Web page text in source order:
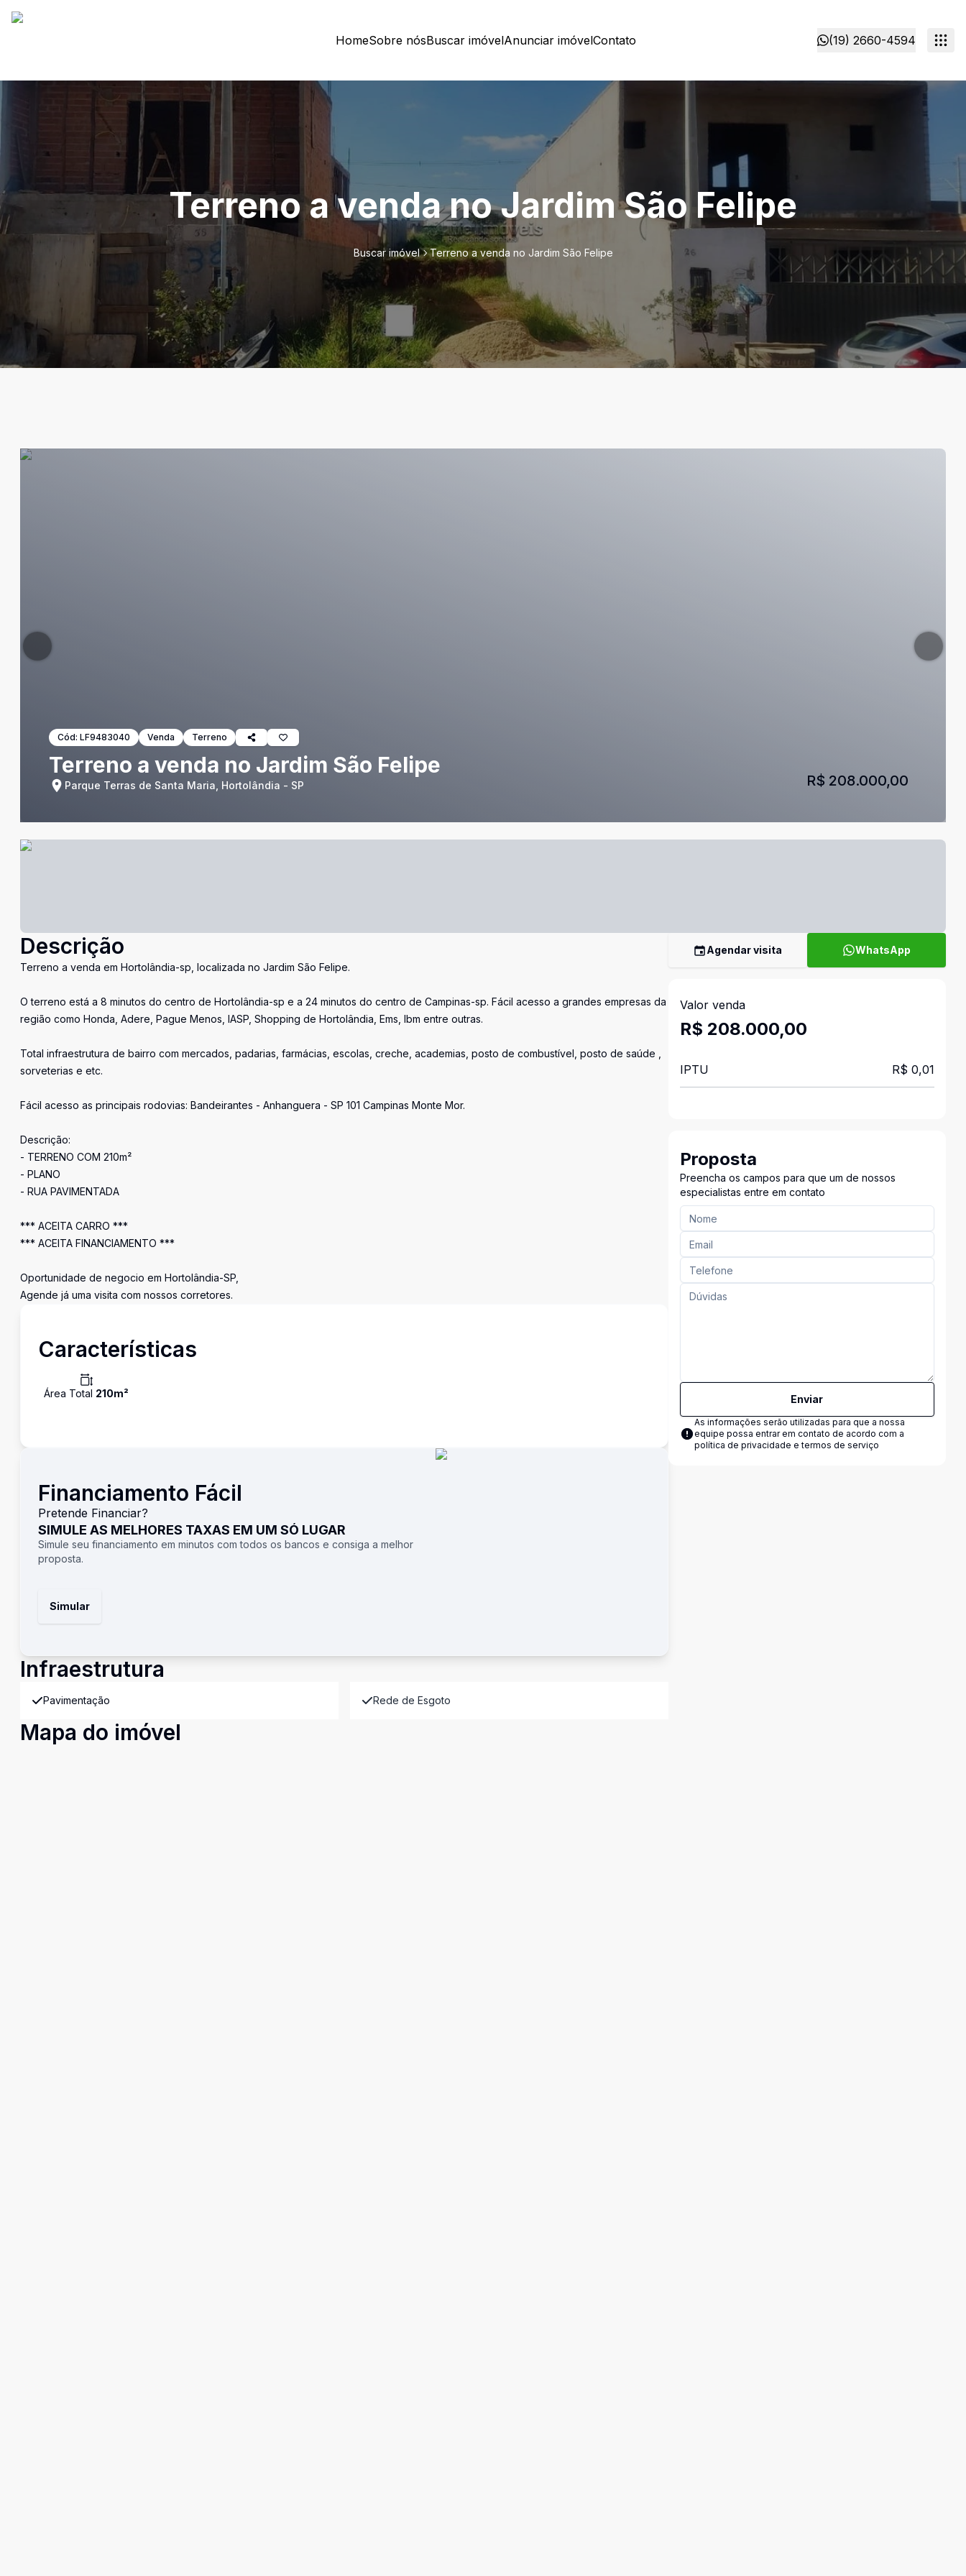
HomeSobre nósBuscar imóvelAnunciar imóvelContato (19) 2660-4594
Terreno a venda no Jardim São Felipe
Buscar imóvel Terreno a venda no Jardim São Felipe
Cód: LF9483040 Venda Terreno
Terreno a venda no Jardim São Felipe
Parque Terras de Santa Maria, Hortolândia - SP R$ 208.000,00
Descrição
Terreno a venda em Hortolândia-sp, localizada no Jardim São Felipe.
O terreno está a 8 minutos do centro de Hortolândia-sp e a 24 minutos do centro de Campinas-sp. Fácil acesso a grandes empresas da
região como Honda, Adere, Pague Menos, IASP, Shopping de Hortolândia, Ems, Ibm entre outras.
Total infraestrutura de bairro com mercados, padarias, farmácias, escolas, creche, academias, posto de combustível, posto de saúde ,
sorveterias e etc.
Fácil acesso as principais rodovias: Bandeirantes - Anhanguera - SP 101 Campinas Monte Mor.
Descrição:
- TERRENO COM 210m²
- PLANO
- RUA PAVIMENTADA
*** ACEITA CARRO ***
*** ACEITA FINANCIAMENTO ***
Oportunidade de negocio em Hortolândia-SP,
Agende já uma visita com nossos corretores.
Características
Área Total 210m²
Financiamento Fácil
Pretende Financiar?
SIMULE AS MELHORES TAXAS EM UM SÓ LUGAR
Simule seu financiamento em minutos com todos os bancos e consiga a melhor
proposta.
Simular
Infraestrutura
Pavimentação Rede de Esgoto
Mapa do imóvel
Agendar visita WhatsApp
Valor venda
R$ 208.000,00
IPTU R$ 0,01
Proposta
Preencha os campos para que um de nossos
especialistas entre em contato
Enviar
As informações serão utilizadas para que a nossa
equipe possa entrar em contato de acordo com a
política de privacidade e termos de serviço